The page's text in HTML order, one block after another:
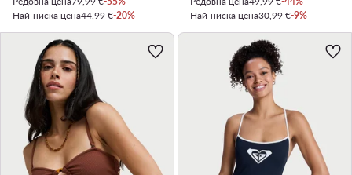
Най-ниска цена44,99 €-20%
Най-ниска цена30,99 €-9%